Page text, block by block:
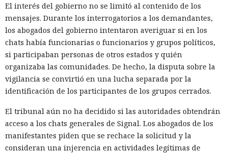
El interés del gobierno no se limitó al contenido de los
mensajes. Durante los interrogatorios a los demandantes,
los abogados del gobierno intentaron averiguar si en los
chats había funcionarias o funcionarios y grupos políticos,
si participaban personas de otros estados y quién
organizaba las comunidades. De hecho, la disputa sobre la
vigilancia se convirtió en una lucha separada por la
identificación de los participantes de los grupos cerrados.
El tribunal aún no ha decidido si las autoridades obtendrán
acceso a los chats generales de Signal. Los abogados de los
manifestantes piden que se rechace la solicitud y la
consideran una injerencia en actividades legítimas de